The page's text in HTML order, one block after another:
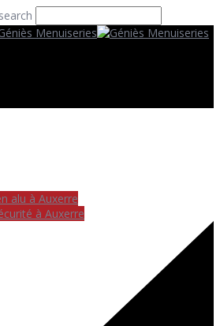
alu à Auxerre
à Auxerre